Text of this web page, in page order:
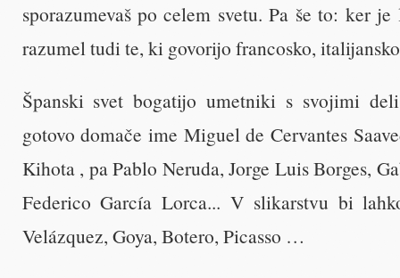
sporazumevaš po celem svetu. Pa še to: ker
razumel tudi te, ki govorijo francosko,
Španski svet bogatijo umetniki s svojimi
gotovo domače ime Miguel de Cervantes
Kihota , pa Pablo Neruda, Jorge Luis Borges,
Federico García Lorca... V slikarstvu bi
Velázquez, Goya, Botero, Picasso …